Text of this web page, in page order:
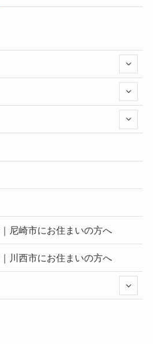
尼崎市にお住まいの方へ
川西市にお住まいの方へ